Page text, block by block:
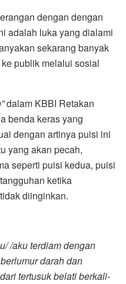
dengan dengan
adalah luka yang dialami
sekarang banyak
publik melalui sosial
dalam KBBI Retakan
benda keras yang
dengan artinya puisi ini
yang akan pecah,
seperti puisi kedua, puisi
ketika
diinginkan.
/aku terdiam dengan
darah dan
tertusuk belati berkali-